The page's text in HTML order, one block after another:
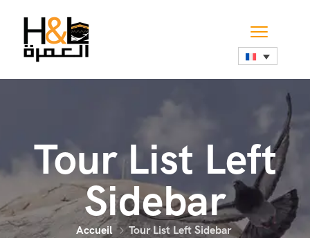
Tour List Left
Sidebar
Accueil Tour List Left Sidebar